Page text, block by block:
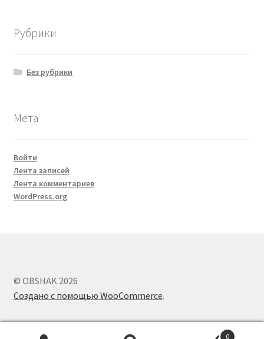
Рубрики
Без рубрики
Мета
Войти
Лента записей
Лента комментариев
WordPress.org
© OBSHAK 2026
Создано с помощью WooCommerce.
0